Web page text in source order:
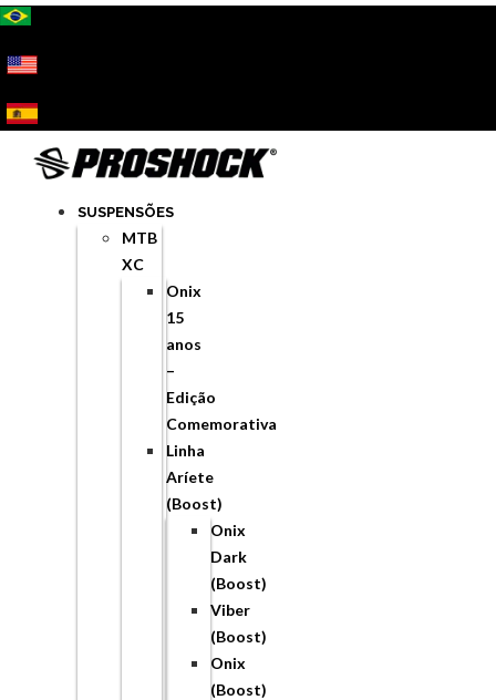
Ir
o
conteúdo
SUSPENSÕES
MTB
XC
Onix
15
anos
–
Edição
Comemorativa
Linha
Aríete
(Boost)
Onix
Dark
(Boost)
Viber
(Boost)
Onix
(Boost)